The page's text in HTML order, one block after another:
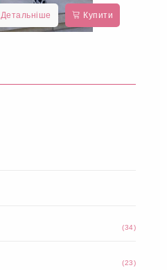
Детальніше Купити
(34)
(23)